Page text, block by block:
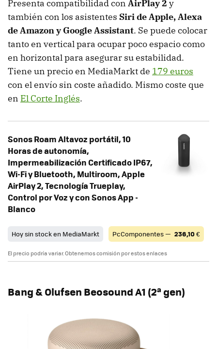
Presenta compatibilidad con AirPlay 2 y
también con los asistentes Siri de Apple, Alexa
de Amazon y Google Assistant. Se puede colocar
tanto en vertical para ocupar poco espacio como
en horizontal para asegurar su estabilidad.
Tiene un precio en MediaMarkt de 179 euros
con el envío sin coste añadido. Mismo coste que
en El Corte Inglés.
Sonos Roam Altavoz portátil, 10
Horas de autonomía,
Impermeabilización Certificado IP67,
Wi-Fi y Bluetooth, Multiroom, Apple
AirPlay 2, Tecnología Trueplay,
Control por Voz y con Sonos App -
Blanco
Hoy sin stock en MediaMarkt PcComponentes — 236,10€
El precio podría variar. Obtenemos comisión por estos enlaces
Bang & Olufsen Beosound A1 (2ª gen)